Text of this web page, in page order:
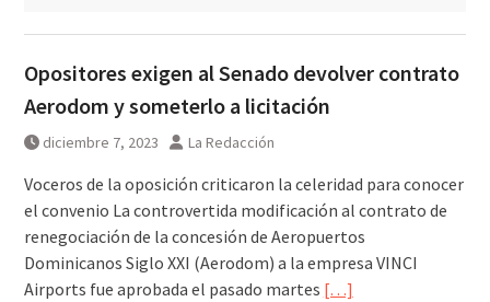
Opositores exigen al Senado devolver contrato
Aerodom y someterlo a licitación
diciembre 7, 2023 La Redacción
Voceros de la oposición criticaron la celeridad para conocer
el convenio La controvertida modificación al contrato de
renegociación de la concesión de Aeropuertos
Dominicanos Siglo XXI (Aerodom) a la empresa VINCI
Airports fue aprobada el pasado martes […]